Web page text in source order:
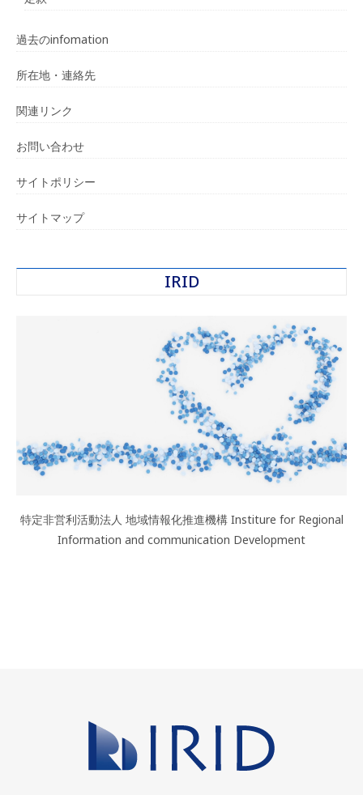
過去のinfomation
所在地・連絡先
関連リンク
お問い合わせ
サイトポリシー
サイトマップ
IRID
特定非営利活動法人 地域情報化推進機構 Institure for Regional
Information and communication Development